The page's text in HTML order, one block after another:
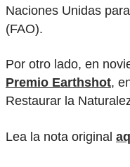
Naciones Unidas
(FAO).
Por otro lado, en
Premio Earthshot,
Restaurar la
Lea la nota original